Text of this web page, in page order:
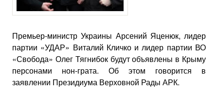
Премьер-министр Украины Арсений Яценюк, лидер
партии «УДАР» Виталий Кличко и лидер партии ВО
«Свобода» Олег Тягнибок будут объявлены в Крыму
персонами нон-грата. Об этом говорится в
заявлении Президиума Верховной Рады АРК.